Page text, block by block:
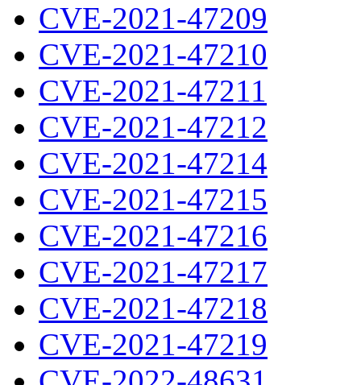
CVE-2021-47209
CVE-2021-47210
CVE-2021-47211
CVE-2021-47212
CVE-2021-47214
CVE-2021-47215
CVE-2021-47216
CVE-2021-47217
CVE-2021-47218
CVE-2021-47219